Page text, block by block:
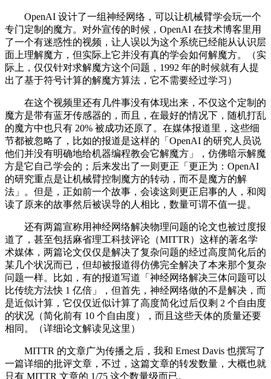
OpenAI 设计了一组神经网络，可以让机械臂学会玩一个
专门定制的魔方。对外宣传的时候，OpenAI 在技术博客里用
了一个有迷惑性的视频，让人误以为这个系统已经能从认识层
面上理解魔方，但实际上它并没有真的学会如何解魔方。（实
际上，仅仅针对求解魔方这个问题，1992 年的时候就有人提
出了基于符号计算的解魔方算法，它不需要经过学习）
在这个视频里还有几件事没有体现出来，不仅这个定制的
魔方是带有蓝牙传感器的，而且，在最好的情况下，随机打乱
的魔方中也只有 20% 被成功还原了。在媒体报道里，这些细
节都被忽略了，比如的报道是这样的「OpenAI 的研究人员说
他们并没有明确地给机器编程教会它解魔方」，仿佛暗示解魔
方是它自己学会的；后来发出了一则更正「更正为：OpenAI
的研究重点是让机械臂控制魔方的转动，而不是魔方的解
法」。但是，正如前一个故事，会读这则更正启事的人，和阅
读了原来的故事然后被误导的人相比，数量可谓不值一提。
还有两篇宣称用神经网络解决物理问题的论文也被过度报
道了，甚至包括麻省理工科技评论（MITTR）这样的著名学
术媒体，两篇论文仅仅是解决了复杂问题的经过高度简化后的
某几个状况而已，但却被报道得仿佛完全解决了本来那个复杂
问题一样。比如，有的报道写道「神经网络解决三体问题可以
比传统方法快 1 亿倍」，但首先，神经网络做的不是解决，而
是近似计算，它仅仅近似计算了高度简化过后仅剩 2 个自由度
的状况（简化前有 10 个自由度），而且这些天体的质量还要
相同。（详细论文解读见这里）
MITTR 的文章广为传播之后，我和 Ernest Davis 也撰写了
一篇详细的批评文章，不过，这篇文章的转发数量，大概也就
只有 MITTR 文章的 1/75 这个数量级而已。